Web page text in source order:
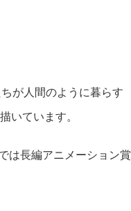
が人間のように暮らす
いています。
は長編アニメーション賞